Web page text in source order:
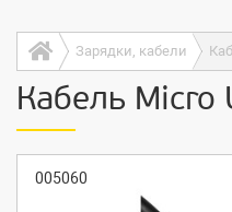
Зарядки, кабели
Кабель Micro
005060